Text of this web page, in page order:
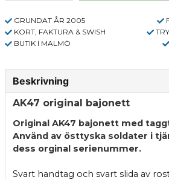
GRUNDAT ÅR 2005
KORT, FAKTURA & SWISH
BUTIK I MALMÖ
Beskrivning
AK47 original bajonett
Original AK47 bajonett med
Använd av östtyska soldater i
dess orginal serienummer.
Svart handtag och svart slida av